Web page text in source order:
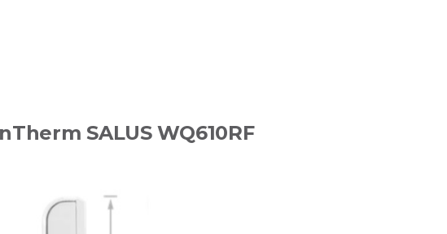
SALUS WQ610RF